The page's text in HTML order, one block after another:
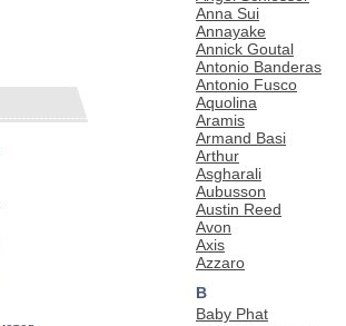
Anna Sui
Annayake
Annick Goutal
Antonio Banderas
Antonio Fusco
Aquolina
Aramis
Armand Basi
Arthur
Asgharali
Aubusson
Austin Reed
Avon
Axis
Azzaro
B
Baby Phat